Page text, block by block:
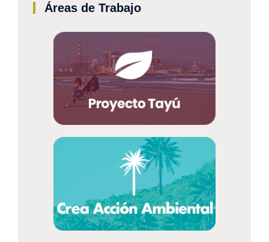
Áreas de Trabajo